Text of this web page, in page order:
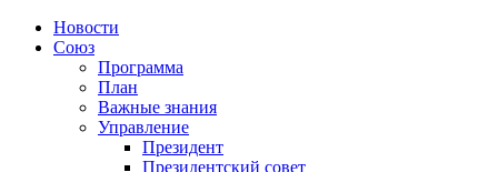
Новости
Союз
Программа
План
Важные знания
Управление
Президент
Президентский совет